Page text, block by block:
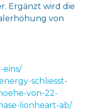
Ergänzt wird die
von
eins/
schliesst-
von-22-
lionheart-ab/